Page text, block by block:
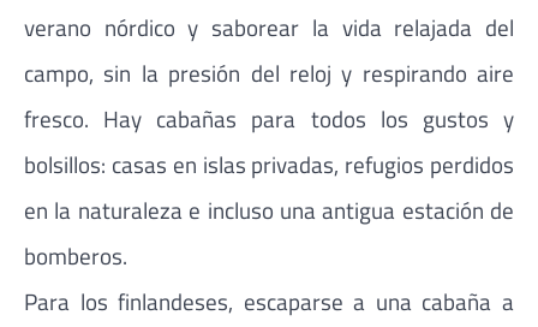
verano nórdico y saborear la vida relajada del
campo, sin la presión del reloj y respirando aire
fresco. Hay cabañas para todos los gustos y
bolsillos: casas en islas privadas, refugios perdidos
en la naturaleza e incluso una antigua estación de
bomberos.
Para los finlandeses, escaparse a una cabaña a